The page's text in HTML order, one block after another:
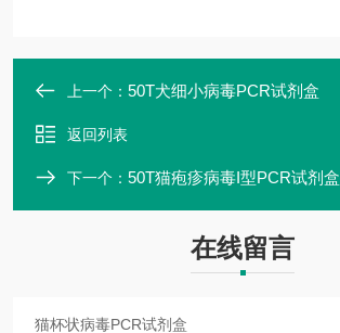
上一个： 50T犬细小病毒PCR试剂盒
返回列表
下一个： 50T猫疱疹病毒I型PCR试剂盒
在线留言